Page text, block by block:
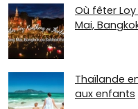
Où fêter
Mai,
Thaïlande
aux enfants